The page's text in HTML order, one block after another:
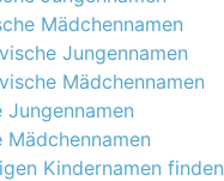
Mädchennamen
Jungennamen
Mädchennamen
Jungennamen
Mädchennamen
Kindernamen finden